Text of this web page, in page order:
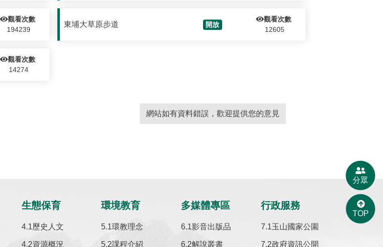
觀看次數
194239
東埔大草原步道 開放
觀看次數
12605
觀看次數
14274
網站如有資料錯誤，歡迎提供您的意見
生態保育
歷史人文
資源概況
環境教育
環教理念
課程介紹
多媒體專區
影音出版品
解說叢書
行政服務
玉山國家公園
政府資訊公開
分眾
TOP